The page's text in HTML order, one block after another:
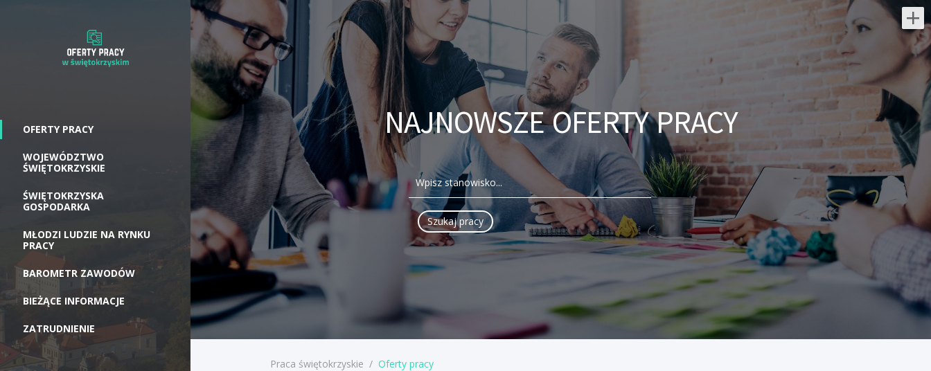
Najnowsze oferty pracy:
Lekarz Infekcyjny / Lekarka
Infekcyjna
Medicover Sp. z o.o.
świętokrzyskie/ Kielce
Dołącz do naszej ekipy medycznej i stań
się #bohaterem opieki zdrowotnej!
Szukamy Ciebie jeśli ​ : posiadasz prawo
wykonywania zawodu obsługa
komputera...
wczoraj
Menedżer / Menedżerka
Zespołu Strategii Komercyjnej
i Kontraktowania
OFERTY PRACY
WOJEWÓDZTWO
ŚWIĘTOKRZYSKIE
ŚWIĘTOKRZYSKA
GOSPODARKA
MŁODZI LUDZIE NA RYNKU
PRACY
BAROMETR ZAWODÓW
BIEŻĄCE INFORMACJE
ZATRUDNIENIE
NAJNOWSZE OFERTY PRACY
Praca świętokrzyskie / Oferty pracy